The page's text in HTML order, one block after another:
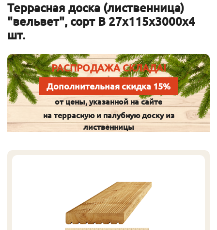
Террасная доска (лиственница)
"вельвет", сорт В 27х115х3000х4
шт.
РАСПРОДАЖА СКЛАДА!
Дополнительная скидка 15%
от цены, указанной на сайте
на террасную и палубную доску из
лиственницы